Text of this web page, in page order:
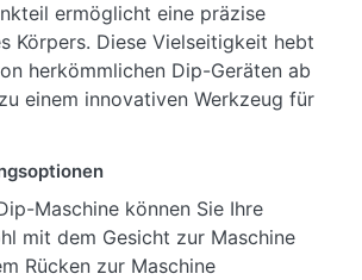
ermöglicht eine präzise
Körpers. Diese Vielseitigkeit hebt
herkömmlichen Dip-Geräten ab
einem innovativen Werkzeug für
Maschine können Sie Ihre
mit dem Gesicht zur Maschine
Rücken zur Maschine